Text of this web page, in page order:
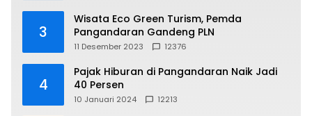
3
Wisata Eco Green Turism, Pemda
Pangandaran Gandeng PLN
11 Desember 2023 12376
4
Pajak Hiburan di Pangandaran Naik Jadi
40 Persen
10 Januari 2024 12213